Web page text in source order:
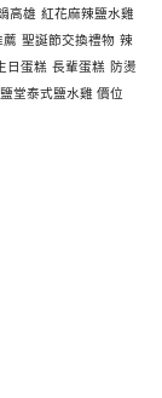
高雄 紅花麻辣鹽水雞
薦 聖誕節交換禮物 辣
日蛋糕 長輩蛋糕 防燙
堂泰式鹽水雞 價位